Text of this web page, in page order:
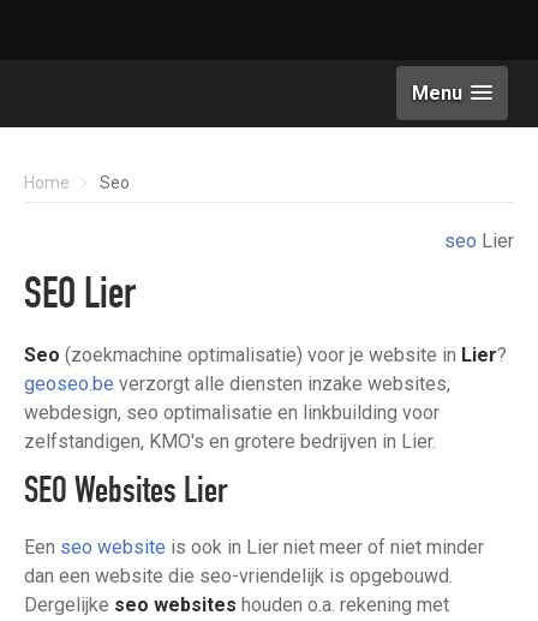
Menu
Home Seo
seo Lier
SEO Lier
Seo (zoekmachine optimalisatie) voor je website in Lier?
geoseo.be verzorgt alle diensten inzake websites,
webdesign, seo optimalisatie en linkbuilding voor
zelfstandigen, KMO's en grotere bedrijven in Lier.
SEO Websites Lier
Een seo website is ook in Lier niet meer of niet minder
dan een website die seo-vriendelijk is opgebouwd.
Dergelijke seo websites houden o.a. rekening met